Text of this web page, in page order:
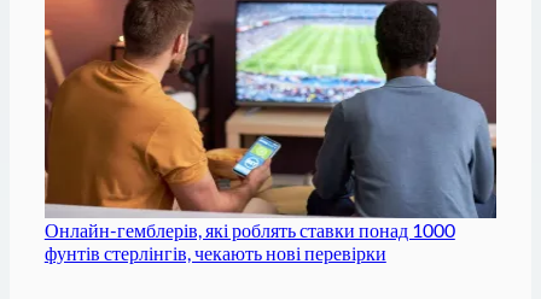
Онлайн-гемблерів, які роблять ставки понад 1000
фунтів стерлінгів, чекають нові перевірки